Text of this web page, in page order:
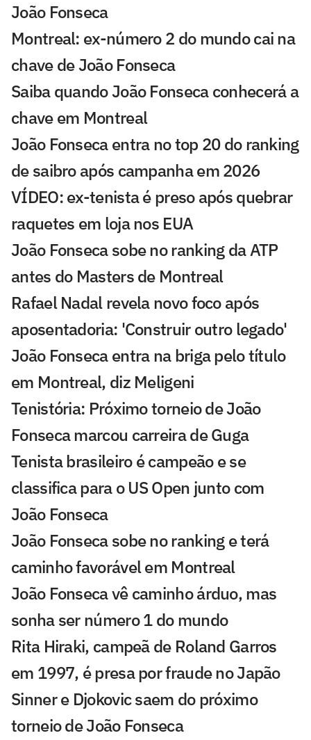
João Fonseca
Montreal: ex-número 2 do mundo cai na
chave de João Fonseca
Saiba quando João Fonseca conhecerá a
chave em Montreal
João Fonseca entra no top 20 do ranking
de saibro após campanha em 2026
VÍDEO: ex-tenista é preso após quebrar
raquetes em loja nos EUA
João Fonseca sobe no ranking da ATP
antes do Masters de Montreal
Rafael Nadal revela novo foco após
aposentadoria: 'Construir outro legado'
João Fonseca entra na briga pelo título
em Montreal, diz Meligeni
Tenistória: Próximo torneio de João
Fonseca marcou carreira de Guga
Tenista brasileiro é campeão e se
classifica para o US Open junto com
João Fonseca
João Fonseca sobe no ranking e terá
caminho favorável em Montreal
João Fonseca vê caminho árduo, mas
sonha ser número 1 do mundo
Rita Hiraki, campeã de Roland Garros
em 1997, é presa por fraude no Japão
Sinner e Djokovic saem do próximo
torneio de João Fonseca